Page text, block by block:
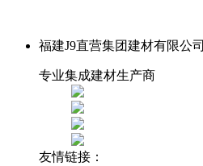
福建J9直营集团建材有限公司
专业集成建材生产商
友情链接：